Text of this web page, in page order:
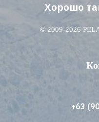
Хорошо
© 2009-2026
+63